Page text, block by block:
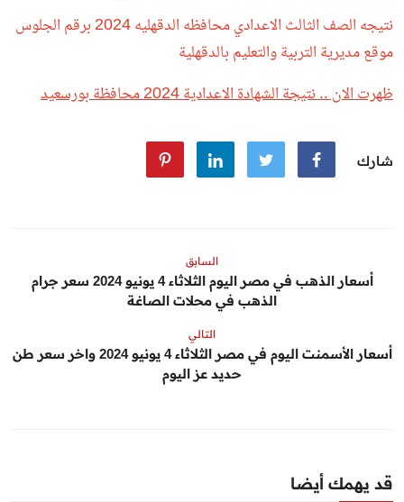
نتيجه الصف الثالث الاعدادي محافظه الدقهليه 2024 برقم الجلوس
موقع مديرية التربية والتعليم بالدقهلية
ظهرت الان .. نتيجة الشهادة الاعدادية 2024 محافظة بورسعيد
شارك
السابق
أسعار الذهب في مصر اليوم الثلاثاء 4 يونيو 2024 سعر جرام
الذهب في محلات الصاغة
التالي
أسعار الأسمنت اليوم في مصر الثلاثاء 4 يونيو 2024 واخر سعر طن
حديد عز اليوم
قد يهمك أيضا